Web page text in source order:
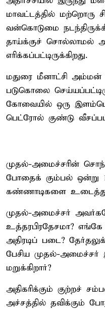
மாவட்டத்தில் மற்றொரு
வன்கொடுமை
தாய்க்குச் சொல்லாமல்
எரிக்கப்பட்டிருக்கிறது.
மதுரை மீனாட்சி அம்மன்
படுகொலை
கோவையில் ஒரு
பெட்ரோல் குண்டு
முதல்-அமைச்சரின்
போதைக் கும்பல் ஒன்று
கண்ணாடிகளை உடைத்து
முதல்-அமைச்சர்
உத்தரபிரதேசமா?
அதிரடிப் படை?
பேசிய முதல்-
மறுக்கிறார்?
அதிகரிக்கும் குற்றச்
அச்சத்தில் தவிக்கும்